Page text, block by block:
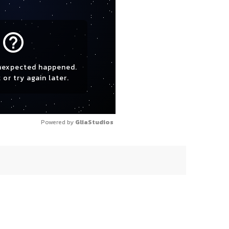
help_outline
happened.
or try again later.
Powered by GliaStudios